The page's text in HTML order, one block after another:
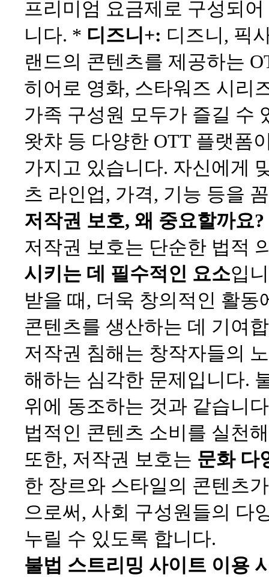
프리미엄 요금제로 구성되
니다. * 디즈니+: 디즈니, 픽
랜드의 콘텐츠를 제공하는
히어로 영화, 스타워즈 시리
가족 구성원 모두가 즐길 수
왓챠 등 다양한 OTT 플랫폼
가지고 있습니다. 자신에게
츠 라인업, 가격, 기능 등을
저작권 보호, 왜 중요할까요
저작권 보호는 단순한 법적
시키는 데 필수적인 요소입
받을 때, 더욱 창의적인 활
콘텐츠를 생산하는 데 기여
저작권 침해는 창작자들의
해하는 심각한 문제입니다.
위에 동조하는 것과 같습니
법적인 콘텐츠 소비를 실천
또한, 저작권 보호는 문화 다
한 장르와 스타일의 콘텐츠
으로써, 사회 구성원들의 다
누릴 수 있도록 합니다.
불법 스트리밍 사이트 이용